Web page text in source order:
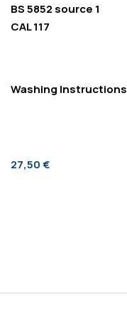
BS 5852 source 1
CAL 117
Washing Instructions
27,50 €